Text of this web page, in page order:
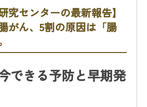
究センターの最新報告】
がん、5割の原因は「腸
できる予防と早期発